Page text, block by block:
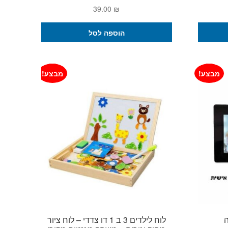
289.00
39.00 ₪
הוספה לסל
מבצע!
לוח לילדים 3 ב 1 דו צדדי – לוח ציור
מבצע!